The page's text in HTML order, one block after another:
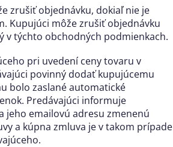
zrušiť objednávku, dokiaľ nie je
Kupujúci môže zrušiť objednávku
v týchto obchodných podmienkach.
pri uvedení ceny tovaru v
povinný dodať kupujúcemu
bolo zaslané automatické
Predávajúci informuje
jeho emailovú adresu zmenenú
a kúpna zmluva je v takom prípade